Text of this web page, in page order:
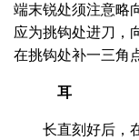
端末锐处须注意略
应为挑钩处进刀，
在挑钩处补一三角
耳
长直刻好后，